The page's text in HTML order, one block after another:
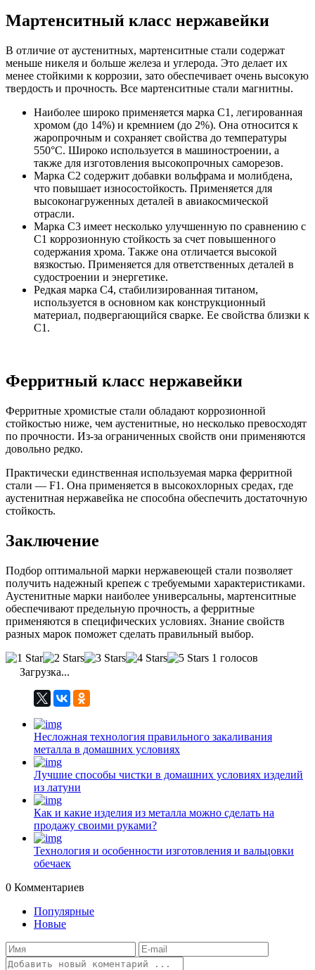
Мартенситный класс нержавейки
В отличие от аустенитных, мартенситные стали содержат
меньше никеля и больше железа и углерода. Это делает их
менее стойкими к коррозии, зато обеспечивает очень высокую
твердость и прочность. Все мартенситные стали магнитны.
Наиболее широко применяется марка С1, легированная
хромом (до 14%) и кремнием (до 2%). Она относится к
жаропрочным и сохраняет свойства до температуры
550°С. Широко используется в машиностроении, а
также для изготовления высокопрочных саморезов.
Марка С2 содержит добавки вольфрама и молибдена,
что повышает износостойкость. Применяется для
высоконагруженных деталей в авиакосмической
отрасли.
Марка С3 имеет несколько улучшенную по сравнению с
С1 коррозионную стойкость за счет повышенного
содержания хрома. Также она отличается высокой
вязкостью. Применяется для ответственных деталей в
судостроении и энергетике.
Редкая марка С4, стабилизированная титаном,
используется в основном как конструкционный
материал, подвергающийся сварке. Ее свойства близки к
С1.
Ферритный класс нержавейки
Ферритные хромистые стали обладают коррозионной
стойкостью ниже, чем аустенитные, но несколько превосходят
по прочности. Из-за ограниченных свойств они применяются
довольно редко.
Практически единственная используемая марка ферритной
стали — F1. Она применяется в высокохлорных средах, где
аустенитная нержавейка не способна обеспечить достаточную
стойкость.
Заключение
Подбор оптимальной марки нержавеющей стали позволяет
получить надежный крепеж с требуемыми характеристиками.
Аустенитные марки наиболее универсальны, мартенситные
обеспечивают предельную прочность, а ферритные
применяются в специфических условиях. Знание свойств
разных марок поможет сделать правильный выбор.
1 голосов
Загрузка...
Несложная технология правильного закаливания
металла в домашних условиях
Лучшие способы чистки в домашних условиях изделий
из латуни
Как и какие изделия из металла можно сделать на
продажу своими руками?
Технология и особенности изготовления и вальцовки
обечаек
0 Комментариев
Популярные
Новые